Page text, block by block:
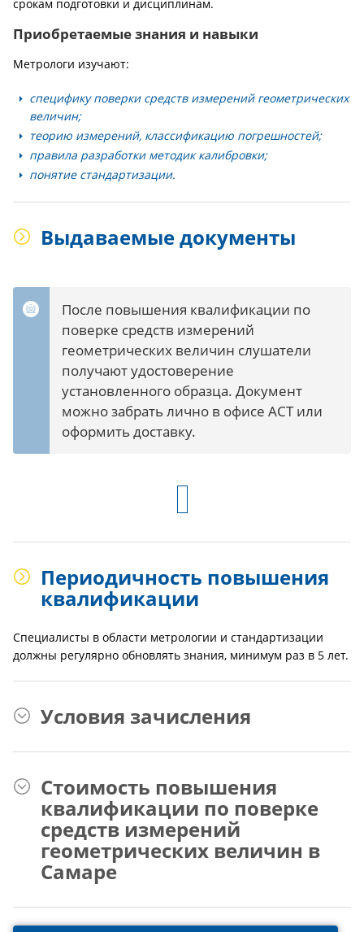
срокам подготовки и дисциплинам.
Приобретаемые знания и навыки
Метрологи изучают:
специфику поверки средств измерений геометрических
величин;
теорию измерений, классификацию погрешностей;
правила разработки методик калибровки;
понятие стандартизации.
Выдаваемые документы
После повышения квалификации по
поверке средств измерений
геометрических величин слушатели
получают удостоверение
установленного образца. Документ
можно забрать лично в офисе АСТ или
оформить доставку.
Периодичность повышения
квалификации
Специалисты в области метрологии и стандартизации
должны регулярно обновлять знания, минимум раз в 5 лет.
Условия зачисления
Стоимость повышения
квалификации по поверке
средств измерений
геометрических величин в
Самаре